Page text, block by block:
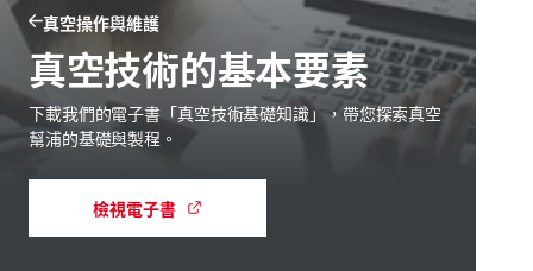
真空操作與維護
真空技術的基本要素
下載我們的電子書「真空技術基礎知識」，帶您探索真空
幫浦的基礎與製程。
檢視電子書